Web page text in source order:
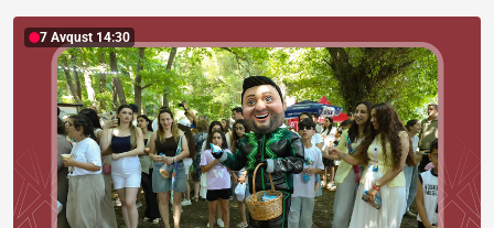
7 Avqust 14:30